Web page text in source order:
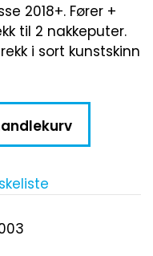
2018+. Fører +
til 2 nakkeputer.
i sort kunstskinn